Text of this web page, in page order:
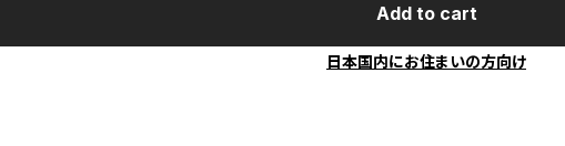
Add to cart
日本国内にお住まいの方向け